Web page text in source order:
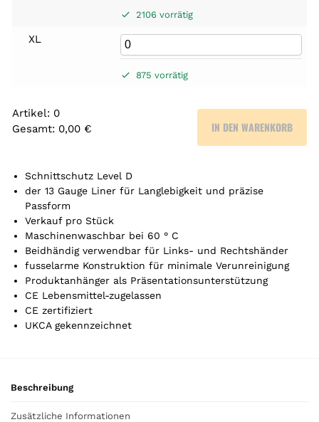
2106 vorrätig
XL
875 vorrätig
Artikel: 0
Gesamt: 0,00 €
r
t
k
e
l
.
Y
o
u
a
l
IN DEN WARENKORB
Schnittschutz Level D
der 13 Gauge Liner für Langlebigkeit und präzise
Passform
Verkauf pro Stück
Maschinenwaschbar bei 60 ° C
Beidhändig verwendbar für Links- und Rechtshänder
fusselarme Konstruktion für minimale Verunreinigung
Produktanhänger als Präsentationsunterstützung
CE Lebensmittel-zugelassen
CE zertifiziert
UKCA gekennzeichnet
Beschreibung
Zusätzliche Informationen